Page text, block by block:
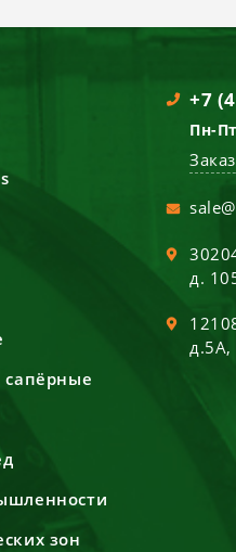
сапёрные
зон
+7
Пн-Пт
д.
д.5А,